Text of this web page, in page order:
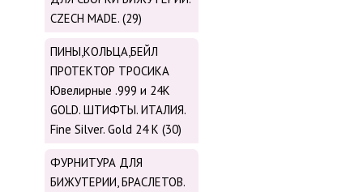
CZECH MADE. (29)
ПИНЫ,КОЛЬЦА,БЕЙЛ
ПРОТЕКТОР ТРОСИКА
Ювелирные .999 и 24К
GOLD. ШТИФТЫ. ИТАЛИЯ.
Fine Silver. Gold 24 K (30)
ФУРНИТУРА ДЛЯ
БИЖУТЕРИИ, БРАСЛЕТОВ.